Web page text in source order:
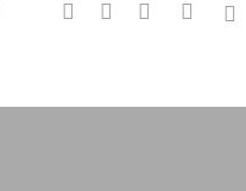
twitter facebooklinkedin instagramspotify